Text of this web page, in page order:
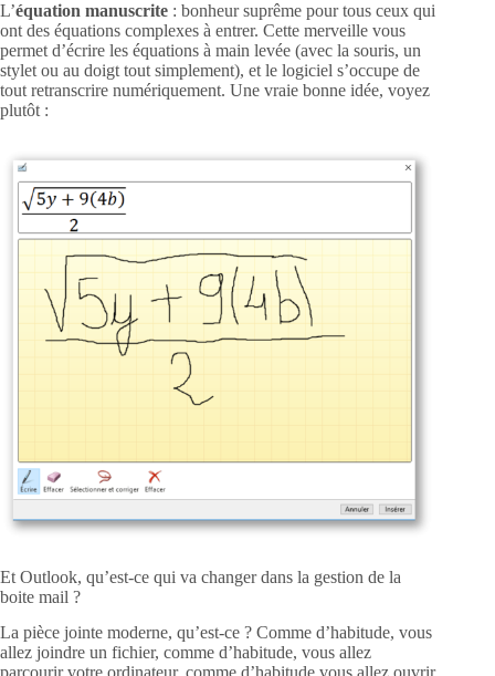
L’équation manuscrite : bonheur suprême pour tous ceux qui
ont des équations complexes à entrer. Cette merveille vous
permet d’écrire les équations à main levée (avec la souris, un
stylet ou au doigt tout simplement), et le logiciel s’occupe de
tout retranscrire numériquement. Une vraie bonne idée, voyez
plutôt :
Et Outlook, qu’est-ce qui va changer dans la gestion de la
boite mail ?
La pièce jointe moderne, qu’est-ce ? Comme d’habitude, vous
allez joindre un fichier, comme d’habitude, vous allez